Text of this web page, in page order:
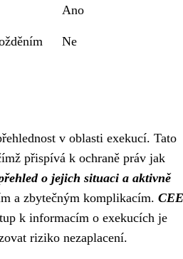
Ano
Ne
v oblasti exekucí. Tato
přispívá k ochraně práv jak
o jejich situaci a aktivně
a zbytečným komplikacím. CEE
k informacím o exekucích je
riziko nezaplacení.